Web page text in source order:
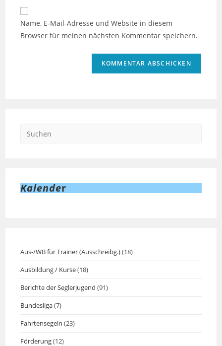
ein
zum
Kommentieren
ein
Website-
URL
Name, E-Mail-Adresse und Website in diesem
Browser für meinen nächsten Kommentar speichern.
Kalender
Aus-/WB für Trainer (Ausschreibg.)(18)
Ausbildung / Kurse(18)
Berichte der Seglerjugend (91)
Bundesliga(7)
Fahrtensegeln (23)
Förderung(12)